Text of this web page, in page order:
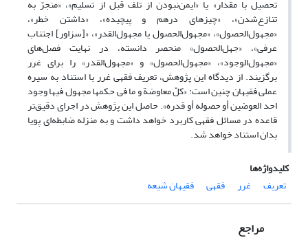
تحصیل با مقدار» یا «ایمن‌نبودن از تلف قبل از تسلیم»، «منجرّ به
تنازع‌شدن»، «چیزهای درهم و پیچیده»، «داشتن خطر»،
«مجهول‌الحصول»، «مجهول‌الحصول یا مجهول‌القدر»، «[سزاور] اجتناب
عرفی»، «جهل‌الحصول» منحصر دانسته، در نهایت فصل‌‌های
«مجهول‌الوجود»، «مجهول‌الحصول» و «مجهول‌القدر» را برای غرر
برگزیند. از دیدگاه این پژوهش، تعریف فقهی غرر با استناد به سیره
عملی فقیهان چنین است: «کلّ معاوضة و ما فی حکمها مجهول فیها وجود
احد العوضین أو حصوله أو قدره». حاصل این پژوهش در اجرای دقیق‌‌تر
قاعده در مسائل فقهی کاربرد خواهد داشت و به منزله ضابطه‌ای پویا
بدان استناد خواهد شد.
کلیدواژه‌ها
تعریف
غرر فقهی فقیهان شیعه
مراجع